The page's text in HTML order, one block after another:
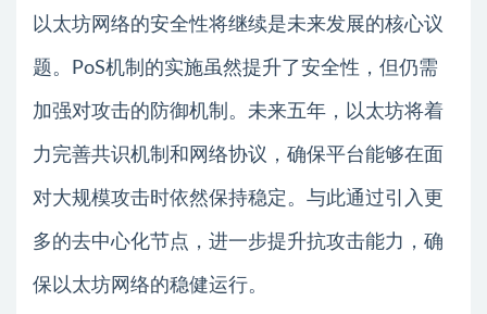
以太坊网络的安全性将继续是未来发展的核心议
题。PoS机制的实施虽然提升了安全性，但仍需
加强对攻击的防御机制。未来五年，以太坊将着
力完善共识机制和网络协议，确保平台能够在面
对大规模攻击时依然保持稳定。与此通过引入更
多的去中心化节点，进一步提升抗攻击能力，确
保以太坊网络的稳健运行。